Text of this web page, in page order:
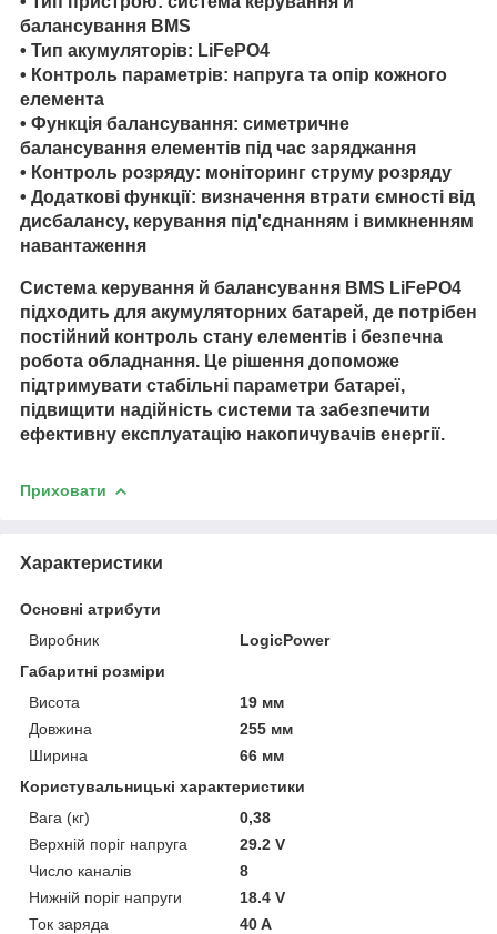
балансування BMS
• Тип акумуляторів: LiFePO4
• Контроль параметрів: напруга та опір кожного
елемента
• Функція балансування: симетричне
балансування елементів під час заряджання
• Контроль розряду: моніторинг струму розряду
• Додаткові функції: визначення втрати ємності від
дисбалансу, керування під'єднанням і вимкненням
навантаження
Система керування й балансування BMS LiFePO4
підходить для акумуляторних батарей, де потрібен
постійний контроль стану елементів і безпечна
робота обладнання. Це рішення допоможе
підтримувати стабільні параметри батареї,
підвищити надійність системи та забезпечити
ефективну експлуатацію накопичувачів енергії.
Приховати
Характеристики
Основні атрибути
Виробник
LogicPower
Габаритні розміри
Висота
19 мм
Довжина
255 мм
Ширина
66 мм
Користувальницькі характеристики
Вага (кг)
0,38
Верхній поріг напруга
29.2 V
Число каналів
8
Нижній поріг напруги
18.4 V
Ток заряда
40 A